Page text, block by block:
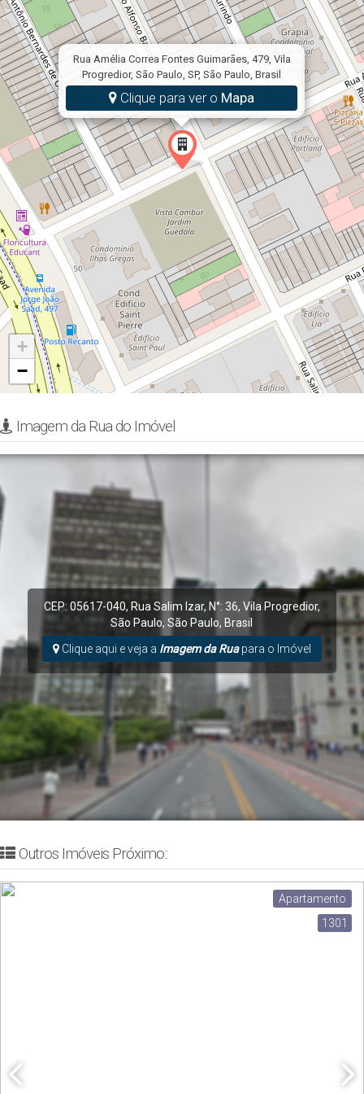
Faixa 4: Até R$ 13.000,00 (Venda: R$ 600.000)
Taxas de juros nominal ao ano de 10,0%.
restrição de subsídios.
Rua Amélia Correa Fontes Guimarães, 479, Vila
Progredior, São Paulo, SP, São Paulo, Brasil
Clique para ver o Mapa
+
−
Imagem da Rua do Imóvel
CEP: 05617-040, Rua Salim Izar, N°: 36, Vila Progredior,
São Paulo,São Paulo, Brasil
Clique aqui e veja a Imagem da Ruapara o Imóvel
Outros Imóveis Próximo::
Apartamento
1301